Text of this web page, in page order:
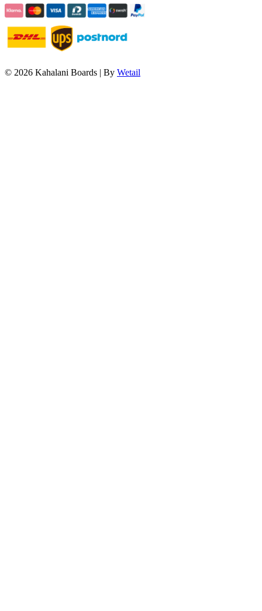
© 2026 Kahalani Boards | By Wetail